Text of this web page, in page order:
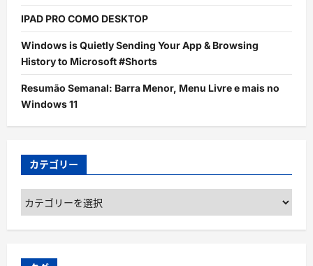
IPAD PRO COMO DESKTOP
Windows is Quietly Sending Your App & Browsing
History to Microsoft #Shorts
Resumão Semanal: Barra Menor, Menu Livre e mais no
Windows 11
カテゴリー
カ
ゴ
ー